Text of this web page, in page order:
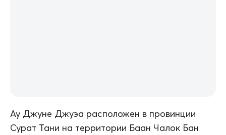
Ау Джуне Джуэа расположен в провинции
Сурат Тани на территории Баан Чалок Бан